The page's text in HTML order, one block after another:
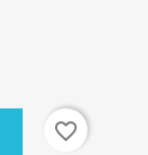
favorite_border